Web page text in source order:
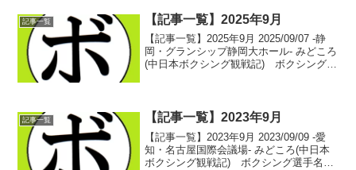
記事一覧 【記事一覧】2025年9月
【記事一覧】2025年9月 2025/09/07 -静
岡・グランシップ静岡大ホール- みどころ
(中日本ボクシング観戦記) ボクシング選
記事一覧 【記事一覧】2023年9月
【記事一覧】2023年9月 2023/09/09 -愛
知・名古屋国際会議場- みどころ(中日本
ボクシング観戦記) ボクシング選手名鑑